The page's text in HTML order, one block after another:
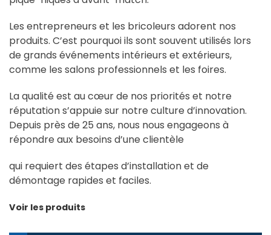
Les entrepreneurs et les bricoleurs adorent nos
produits. C’est pourquoi ils sont souvent utilisés lors
de grands événements intérieurs et extérieurs,
comme les salons professionnels et les foires.
La qualité est au cœur de nos priorités et notre
réputation s’appuie sur notre culture d’innovation.
Depuis près de 25 ans, nous nous engageons à
répondre aux besoins d’une clientèle
qui requiert des étapes d’installation et de
démontage rapides et faciles.
Voir les produits